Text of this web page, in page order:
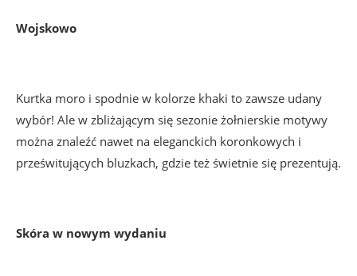
Wojskowo
Kurtka moro i spodnie w kolorze khaki to zawsze udany
wybór! Ale w zbliżającym się sezonie żołnierskie motywy
można znaleźć nawet na eleganckich koronkowych i
prześwitujących bluzkach, gdzie też świetnie się prezentują.
Skóra w nowym wydaniu